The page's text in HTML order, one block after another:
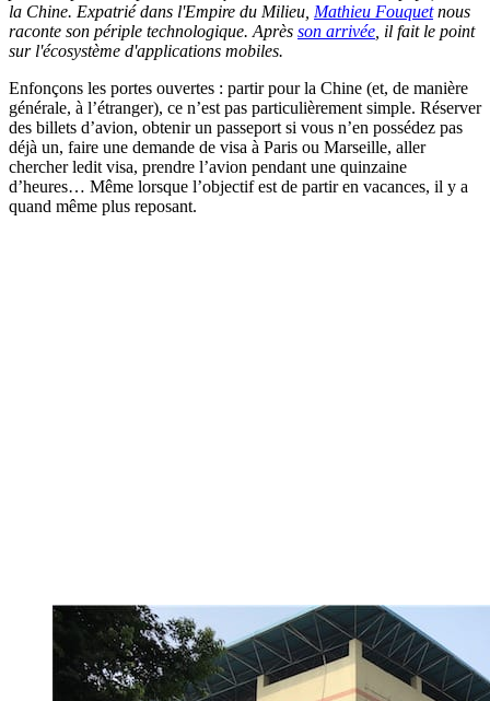
la Chine. Expatrié dans l'Empire du Milieu, Mathieu Fouquetnous
raconte son périple technologique. Après son arrivée , il fait le point
sur l'écosystème d'applications mobiles.
Enfonçons les portes ouvertes : partir pour la Chine (et, de manière
générale, à l’étranger), ce n’est pas particulièrement simple. Réserver
des billets d’avion, obtenir un passeport si vous n’en possédez pas
déjà un, faire une demande de visa à Paris ou Marseille, aller
chercher ledit visa, prendre l’avion pendant une quinzaine
d’heures… Même lorsque l’objectif est de partir en vacances, il y a
quand même plus reposant.